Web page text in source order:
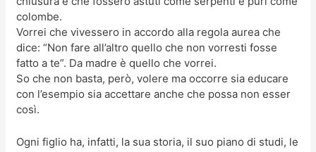
colombe.
Vorrei che vivessero in accordo alla regola aurea che
dice: “Non fare all’altro quello che non vorresti fosse
fatto a te”. Da madre è quello che vorrei.
So che non basta, però, volere ma occorre sia educare
con l’esempio sia accettare anche che possa non esser
così.
Ogni figlio ha, infatti, la sua storia, il suo piano di studi, le